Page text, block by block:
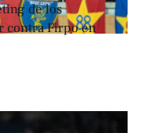
de los
contra Firpo en